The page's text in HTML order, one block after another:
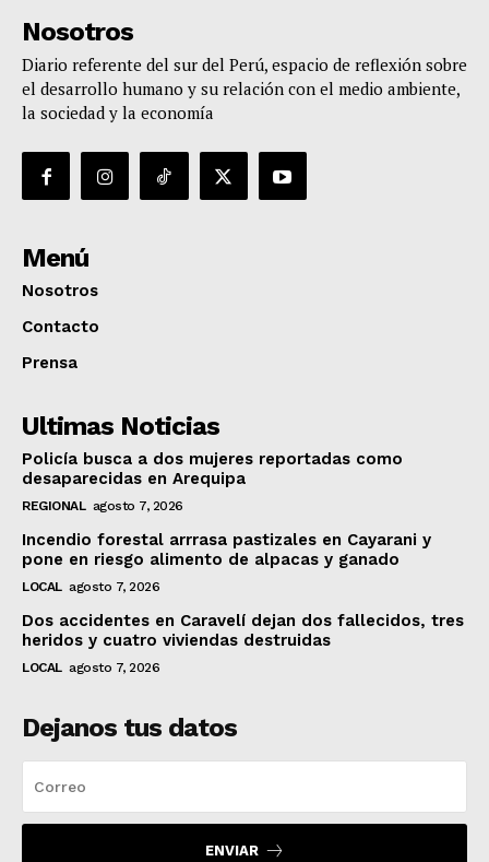
Nosotros
Diario referente del sur del Perú, espacio de reflexión sobre
el desarrollo humano y su relación con el medio ambiente,
la sociedad y la economía
Menú
Nosotros
Contacto
Prensa
Ultimas Noticias
Policía busca a dos mujeres reportadas como
desaparecidas en Arequipa
REGIONAL agosto 7, 2026
Incendio forestal arrrasa pastizales en Cayarani y
pone en riesgo alimento de alpacas y ganado
LOCAL agosto 7, 2026
Dos accidentes en Caravelí dejan dos fallecidos, tres
heridos y cuatro viviendas destruidas
LOCAL agosto 7, 2026
Dejanos tus datos
ENVIAR